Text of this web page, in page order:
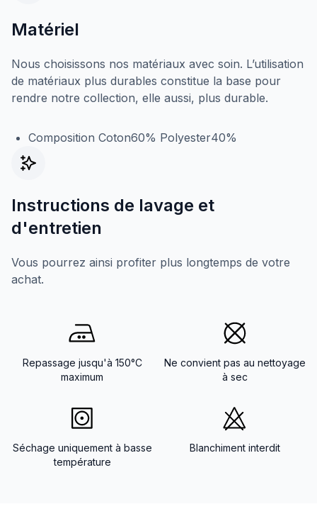
Matériel
Nous choisissons nos matériaux avec soin. L’utilisation
de matériaux plus durables constitue la base pour
rendre notre collection, elle aussi, plus durable.
Composition Coton60% Polyester40%
Instructions de lavage et
d'entretien
Vous pourrez ainsi profiter plus longtemps de votre
achat.
Repassage jusqu'à 150°C
maximum
Ne convient pas au nettoyage
à sec
Séchage uniquement à basse
température
Blanchiment interdit